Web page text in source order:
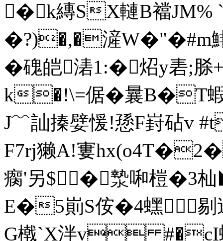
�k縳SX轋B襠
�?)�,�滻W�"�#m
�磈皑湱1:�炤y砉;
k�!\=倨�曩B�T蝦
J﹌訕搸嬖愋!愻F崶
F7rj獭A!寠
瘸'另$ �漐啝榿�3杣◣
E�5崱S侒�4蟔剔迭
G橶`X泮v #�cI蟕